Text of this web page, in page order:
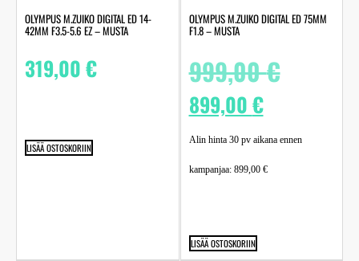
OLYMPUS M.ZUIKO DIGITAL ED 14-
42MM F3.5-5.6 EZ – MUSTA
319,00€
LISÄÄ OSTOSKORIIN
OLYMPUS M.ZUIKO DIGITAL ED 75MM
F1.8 – MUSTA
999,00€
899,00€
Alin hinta 30 pv aikana ennen
kampanjaa: 899,00 €
LISÄÄ OSTOSKORIIN